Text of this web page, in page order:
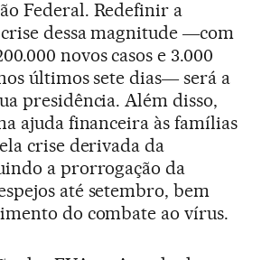
Federal. Redefinir a
dessa magnitude ―com
novos casos e 3.000
últimos sete dias― será a
presidência. Além disso,
ajuda financeira às famílias
crise derivada da
a prorrogação da
até setembro, bem
do combate ao vírus.